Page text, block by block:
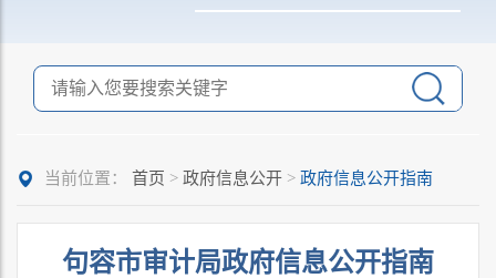
当前位置： 首页 > 政府信息公开 > 政府信息公开指南
句容市审计局政府信息公开指南